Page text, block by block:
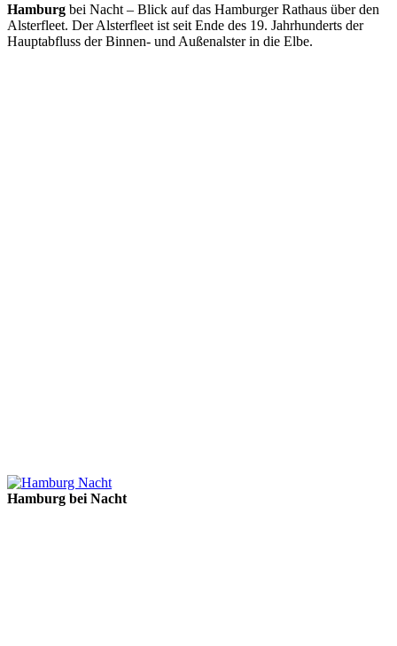
Hamburg bei Nacht – Blick auf das Hamburger Rathaus über den
Alsterfleet. Der Alsterfleet ist seit Ende des 19. Jahrhunderts der
Hauptabfluss der Binnen- und Außenalster in die Elbe.
Hamburg bei Nacht